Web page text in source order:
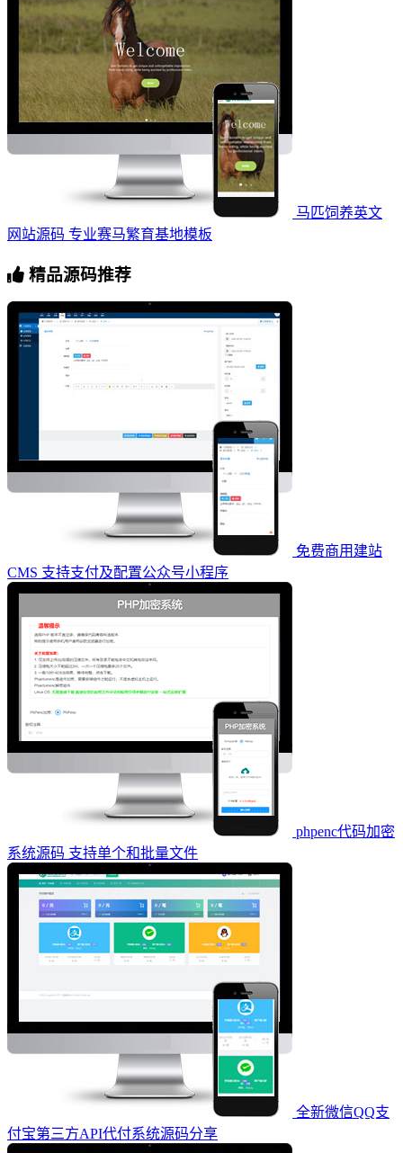
马匹饲养英文
网站源码 专业赛马繁育基地模板
精品源码推荐
免费商用建站
CMS 支持支付及配置公众号小程序
phpenc代码加密
系统源码 支持单个和批量文件
全新微信QQ支
付宝第三方API代付系统源码分享